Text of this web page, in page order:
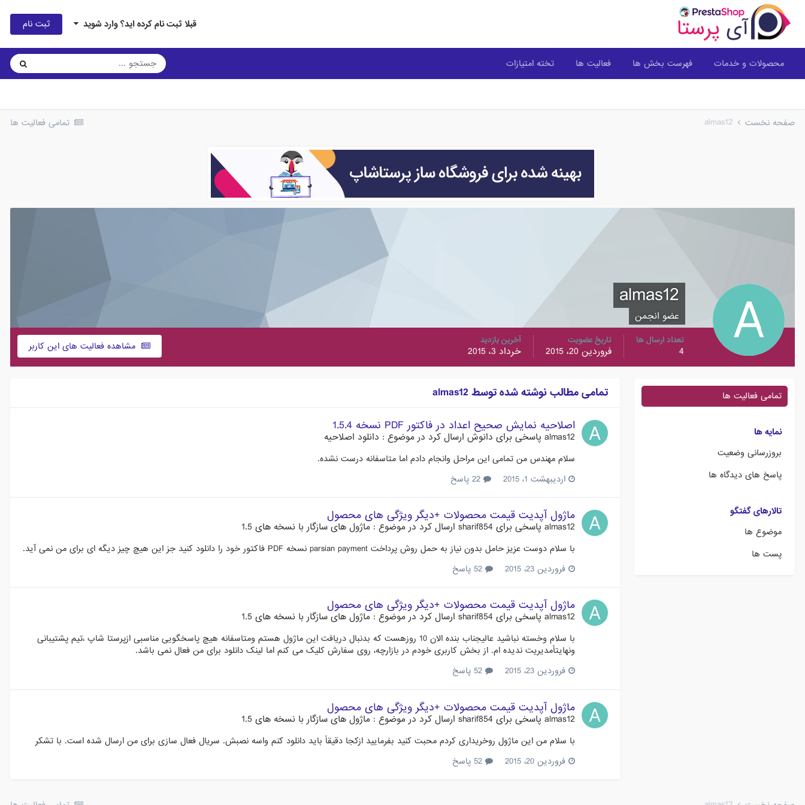
قبلا ثبت نام کرده اید؟ وارد شوید ثبت نام
محصولات و خدمات فهرست بخش ها فعالیت ها تخته امتیازات
تمامی فعالیت ها صفحه نخست almas12
almas12
عضو انجمن
مشاهده فعالیت های این کاربر تعداد ارسال ها
4
تاریخ عضویت
فروردین 20، 2015
آخرین بازدید
خرداد 3، 2015
تمامی فعالیت ها
نمایه ها
بروزرسانی وضعیت
پاسخ های دیدگاه ها
تالارهای گفتگو
موضوع ها
پست ها
تمامی مطالب نوشته شده توسط almas12
اصلاحیه نمایش صحیح اعداد در فاکتور PDF نسخه 1.5.4
almas12 پاسخی برای دانوش ارسال کرد در موضوع : دانلود اصلاحیه
سلام مهندس من تمامی این مراحل وانجام دادم اما متاسفانه درست نشده.
اردیبهشت 1، 2015
ماژول آپدیت قیمت محصولات +دیگر ویژگی های محصول
almas12 پاسخی برای sharif854 ارسال کرد در موضوع : ماژول های سازگار با نسخه های 1.5
با سلام دوست عزیز حامل بدون نیاز به حمل روش پرداخت parsian payment نسخه PDF فاکتور خود را دانلود کنید جز این هیچ چیز دیگه ای برای من نمی آید.
فروردین 23، 2015
ماژول آپدیت قیمت محصولات +دیگر ویژگی های محصول
almas12 پاسخی برای sharif854 ارسال کرد در موضوع : ماژول های سازگار با نسخه های 1.5
با سلام وخسته نباشید عالیجناب بنده الان 10 روزهست که بدنبال دریافت این ماژول هستم ومتاسفانه هیچ پاسخگویی مناسبی ازپرستا شاپ ،تیم پشتیبانی
ونهایتاًمدیریت ندیده ام. از بخش کاربری خودم در بازارچه، روی سفارش کلیک می کنم اما لینک دانلود برای من فعال نمی باشد.
فروردین 23، 2015
ماژول آپدیت قیمت محصولات +دیگر ویژگی های محصول
almas12 پاسخی برای sharif854 ارسال کرد در موضوع : ماژول های سازگار با نسخه های 1.5
با سلام من این ماژول روخریداری کردم محبت کنید بفرمایید ازکجا دقیقاً باید دانلود کنم واسه نصبش. سریال فعال سازی برای من ارسال شده است. با تشکر
فروردین 20، 2015